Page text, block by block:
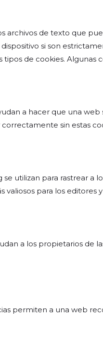
archivos de texto que
si son
tipos de cookies.
a hacer que una
sin estas
utilizan para rastrear a
valiosos para los editores
a los propietarios
permiten a una web